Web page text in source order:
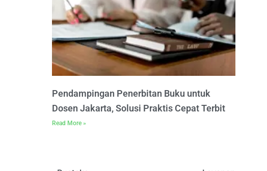
Pendampingan Penerbitan Buku untuk
Dosen Jakarta, Solusi Praktis Cepat Terbit
Read More »